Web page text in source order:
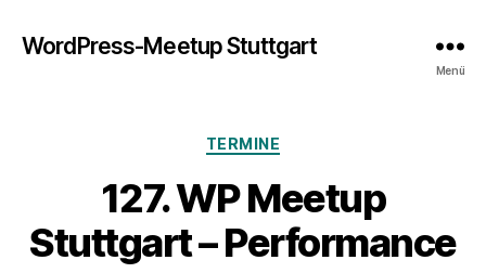
WordPress-Meetup Stuttgart
Menü
Kategorien
TERMINE
127. WP Meetup
Stuttgart – Performance